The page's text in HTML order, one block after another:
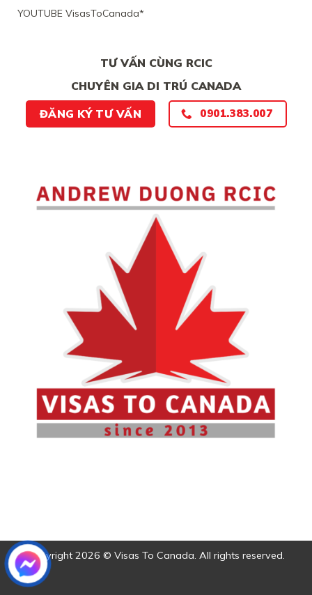
YOUTUBE VisasToCanada*
TƯ VẤN CÙNG RCIC
CHUYÊN GIA DI TRÚ CANADA
ĐĂNG KÝ TƯ VẤN 0901.383.007
Copyright 2026 © Visas To Canada. All rights reserved.